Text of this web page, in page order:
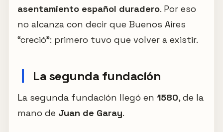
asentamiento español duradero. Por eso
no alcanza con decir que Buenos Aires
“creció”: primero tuvo que volver a existir.
La segunda fundación
La segunda fundación llegó en 1580, de la
mano de Juan de Garay.